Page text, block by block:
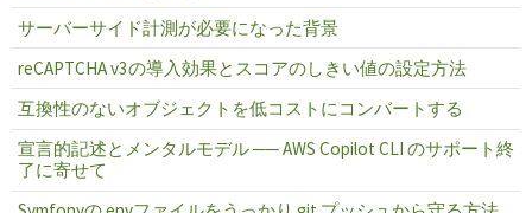
サーバーサイド計測が必要になった背景
reCAPTCHA v3の導入効果とスコアのしきい値の設定方法
互換性のないオブジェクトを低コストにコンバートする
宣言的記述とメンタルモデル ── AWS Copilot CLI のサポート終
了に寄せて